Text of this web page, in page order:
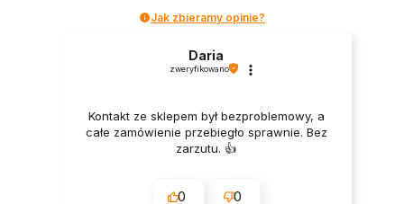
Jak zbieramy opinie?
Daria
zweryfikowano
Kontakt ze sklepem był bezproblemowy, a
całe zamówienie przebiegło sprawnie. Bez
zarzutu. 👍️
0 0